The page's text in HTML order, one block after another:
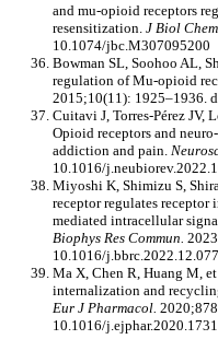
and mu-opioid receptors
resensitization. J Biol Chem
10.1074/jbc.M307095200
Bowman SL, Soohoo AL,
regulation of Mu-opioid
2015;10(11): 1925–1936.
Cuitavi J, Torres-Pérez JV,
Opioid receptors and
addiction and pain.
10.1016/
Miyoshi K, Shimizu S,
receptor regulates
mediated intracellular
Biophys Res Commun.
10.1016/j.bbrc.2022.12.077
Ma X, Chen R, Huang M,
internalization and
Eur J Pharmacol.
10.1016/